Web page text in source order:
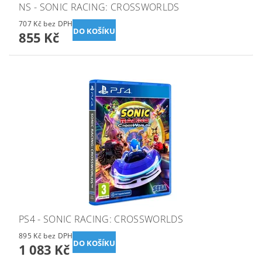
NS - SONIC RACING: CROSSWORLDS
707 Kč bez DPH
855 Kč
PS4 - SONIC RACING: CROSSWORLDS
895 Kč bez DPH
1 083 Kč